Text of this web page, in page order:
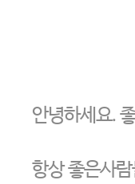
안녕하세요.
항상 좋은사